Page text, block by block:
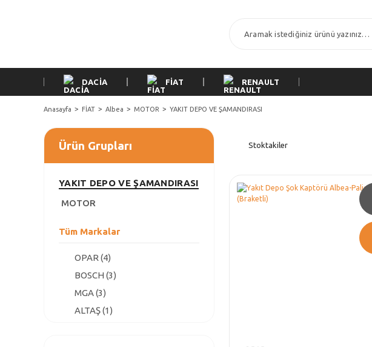
DACİA FİAT RENAULT
Anasayfa FİAT Albea MOTOR YAKIT DEPO VE ŞAMANDIRASI
Ürün Grupları
YAKIT DEPO VE ŞAMANDIRASI
MOTOR
Tüm Markalar
OPAR (4)
BOSCH (3)
MGA (3)
ALTAŞ (1)
Stoktakiler